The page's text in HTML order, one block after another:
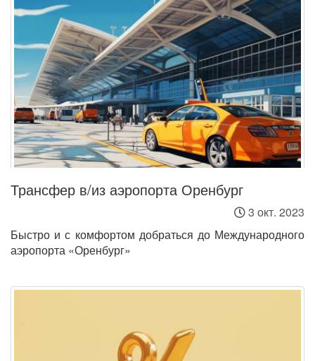
Трансфер в/из аэропорта Оренбург
3 окт. 2023
Быстро и с комфортом добраться до Международного
аэропорта «Оренбург»